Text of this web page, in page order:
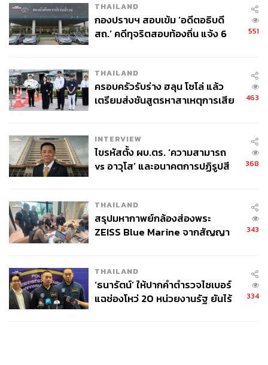
THAILAND
กองปราบฯ สอบเข้ม ‘อดีตอธิบดี
สถ.’ คดีทุจริตสอบท้องถิ่น แจ้ง 6
551
THAILAND
ครอบครัวรับร่าง ฮลุน โซโล่ แล้ว
เตรียมส่งชันสูตรหาสาเหตุการเสีย
463
INTERVIEW
ไขรหัสตั้ง ผบ.ตร. ‘ความสามารถ
vs อาวุโส’ และอนาคตการปฏิรูปสี
368
THAILAND
สรุปมหากาพย์กล้องส่องพระ
ZEISS Blue Marine จากสัญญา
จ่ายหนี้-แอบระบุแบรนด์
343
THAILAND
‘ธนารัตน์’ ให้ปากคำตำรวจไซเบอร์
แฉช่องโหว่ 20 หน่วยงานรัฐ ยันไร้
334